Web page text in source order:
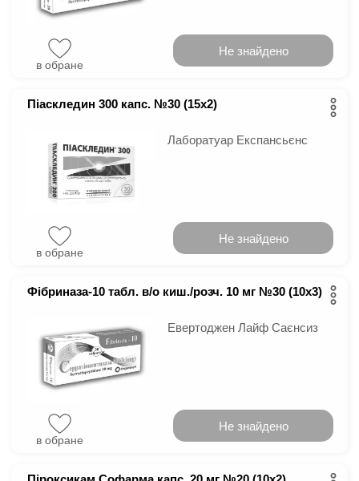
в обране
Не знайдено
Піаскледин 300 капс. №30 (15х2)
Лаборатуар Експансьєнс
в обране
Не знайдено
Фібриназа-10 табл. в/о киш./розч. 10 мг №30 (10х3)
Евертоджен Лайф Саєнсиз
в обране
Не знайдено